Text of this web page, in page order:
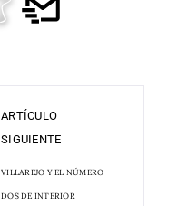
ARTÍCULO
SIGUIENTE
VILLAREJO Y EL NÚMERO
DOS DE INTERIOR